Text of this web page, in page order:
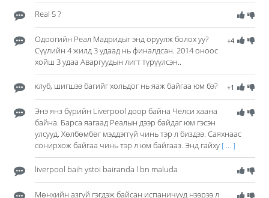
Real 5 ?
+4
Одоогийн Реал Мадридыг энд оруулж болох уу?
Сүүлийн 4 жилд 3 удаад нь финалдсан. 2014 оноос
хойш 3 удаа Аваргуудын лигт түрүүлсэн..
+1
клуб, шигшээ багийг хольдог нь яаж байгаа юм бэ?
Энэ янз бүрийн Liverpool доор байна Челси хаана
байна. Барса яагаад Реалын дээр байдаг юм гэсэн
улсууд. Хөлбөмбөг мэддэггүй чинь тэр л биздээ. Саяхнаас
сонирхож байгаа чинь тэр л юм байгааз. Энд гайху [ ... ]
liverpool baih ystoi bairanda l bn maluda
Мөнхийн азгүй гэгдэж байсан испаничууд нээрээ л